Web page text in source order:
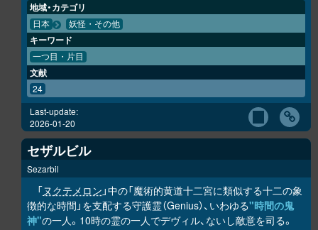
地域・カテゴリ
日本 妖怪・その他
キーワード
一つ目・片目
文献
24
Last-update:
2026-01-20
セザルビル
Sezarbil
「ヌクテメロン 」中の「魔術的黄道十二宮に類似する十二の象
徴的な時間」を支配する守護霊（Genius）、いわゆる"時間の鬼
神"の一人。10時の霊の一人でデヴィル、ないし敵意を司る。